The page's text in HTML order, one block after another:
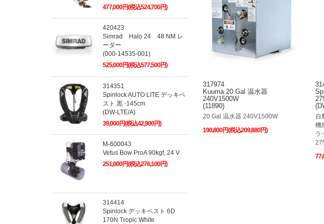
317974
Kuuma 20 Gal 温水器
240V1500W
(11890)
20 Gal 温水器 240V1500W
190,800円(税込209,880円)
自
機
ラ
477,000円(税込524,700円)
420423
Simrad Halo 24 48 NM レ
ーダー
(000-14535-001)
525,000円(税込577,500円)
314351
Spinlock AUTO LITE デッキベ
スト 黒 -145cm
(DW-LTE/A)
39,000円(税込42,900円)
M-600043
Vetus Bow ProA 90kgf, 24 V
251,000円(税込276,100円)
314414
Spinlock デッキベスト 6D
170N Tropic White